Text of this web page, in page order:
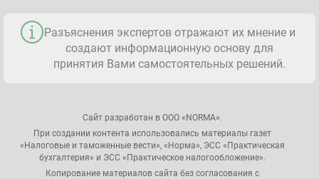
Разъяснения экспертов отражают их мнение и
создают информационную основу для
принятия Вами самостоятельных решений.
Сайт разработан в ООО «NORMA».
При создании контента использовались материалы газет
«Налоговые и таможенные вести», «Норма», ЭСС «Практическая
бухгалтерия» и ЭСС «Практическое налогообложение».
Копирование материалов сайта без согласования с